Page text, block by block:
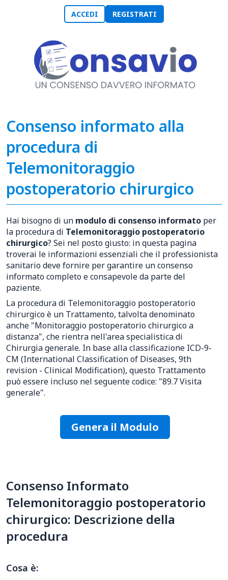
ACCEDI REGISTRATI
Consenso informato alla
procedura di
Telemonitoraggio
postoperatorio chirurgico
Hai bisogno di un modulo di consenso informato per
la procedura di Telemonitoraggio postoperatorio
chirurgico? Sei nel posto giusto: in questa pagina
troverai le informazioni essenziali che il professionista
sanitario deve fornire per garantire un consenso
informato completo e consapevole da parte del
paziente.
La procedura di Telemonitoraggio postoperatorio
chirurgico è un Trattamento, talvolta denominato
anche "Monitoraggio postoperatorio chirurgico a
distanza", che rientra nell'area specialistica di
Chirurgia generale. In base alla classificazione ICD-9-
CM (International Classification of Diseases, 9th
revision - Clinical Modification), questo Trattamento
può essere incluso nel seguente codice: "89.7 Visita
generale".
Genera il Modulo
Consenso Informato
Telemonitoraggio postoperatorio
chirurgico: Descrizione della
procedura
Cosa è: